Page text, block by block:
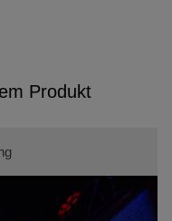
Produkt